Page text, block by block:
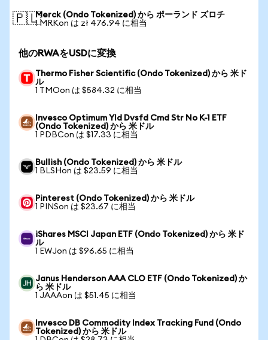
🇵🇱Merck (Ondo Tokenized) から ポーランド ズロチ
1 MRKon は zł 476.94 に相当
他のRWAをUSDに変換
Thermo Fisher Scientific (Ondo Tokenized) から 米ド
ル
1 TMOon は $584.32 に相当
Invesco Optimum Yld Dvsfd Cmd Str No K-1 ETF
(Ondo Tokenized) から 米ドル
1 PDBCon は $17.33 に相当
Bullish (Ondo Tokenized) から 米ドル
1 BLSHon は $23.59 に相当
Pinterest (Ondo Tokenized) から 米ドル
1 PINSon は $23.67 に相当
iShares MSCI Japan ETF (Ondo Tokenized) から 米ド
ル
1 EWJon は $96.65 に相当
Janus Henderson AAA CLO ETF (Ondo Tokenized) か
ら 米ドル
1 JAAAon は $51.45 に相当
Invesco DB Commodity Index Tracking Fund (Ondo
Tokenized) から 米ドル